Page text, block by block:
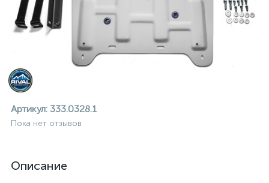
Артикул: 333.0328.1
Пока нет отзывов
Описание